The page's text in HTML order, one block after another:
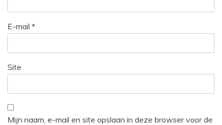
E-mail *
Site
Mijn naam, e-mail en site opslaan in deze browser voor de